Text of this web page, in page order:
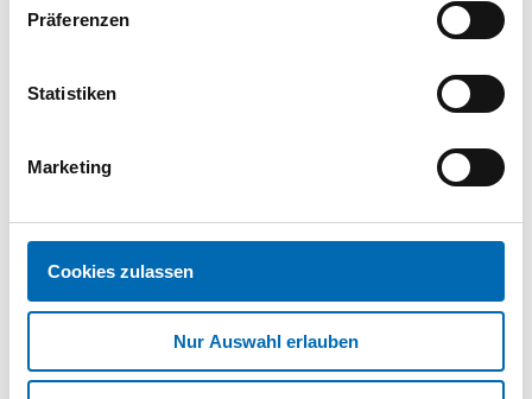
Präferenzen
Statistiken
Marketing
Cookies zulassen
Nur Auswahl erlauben
Technische Daten